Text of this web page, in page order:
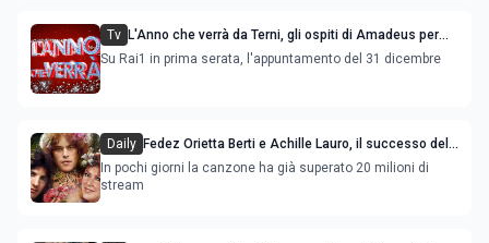
Tv L'Anno che verrà da Terni, gli ospiti di Amadeus per
brindare al Nuovo Anno
Su Rai1 in prima serata, l'appuntamento del 31 dicembre
Daily Fedez Orietta Berti e Achille Lauro, il successo del
singolo Mille certificato oro
In pochi giorni la canzone ha già superato 20 milioni di
stream